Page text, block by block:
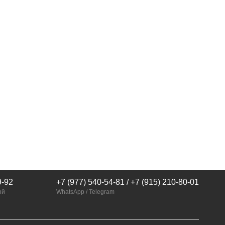
92 +7 (977) 540-54-81 / +7 (915) 210-80-01
WhatsApp / Telegram